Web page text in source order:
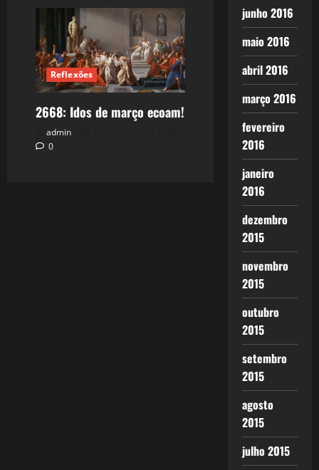
Reflexões
2668: Idos de março ecoam!
admin
0
junho 2016
maio 2016
abril 2016
março 2016
fevereiro
2016
janeiro
2016
dezembro
2015
novembro
2015
outubro
2015
setembro
2015
agosto
2015
julho 2015